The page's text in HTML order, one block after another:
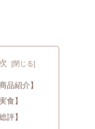
品紹介】
食】
評】